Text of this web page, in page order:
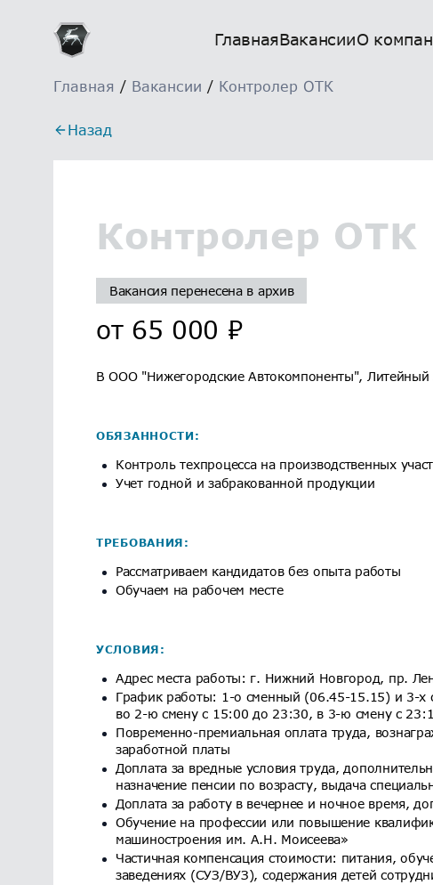
ГлавнаяВакансииО
Главная / Вакансии / Контролер ОТК
Назад
Контролер ОТК
Вакансия перенесена в архив
от 65 000 ₽
В ООО "Нижегородские Автокомпоненты", Литейный
ОБЯЗАННОСТИ:
Контроль техпроцесса на производственных
Учет годной и забракованной продукции
ТРЕБОВАНИЯ:
Рассматриваем кандидатов без опыта работы
Обучаем на рабочем месте
УСЛОВИЯ:
Адрес места работы: г. Нижний Новгород, пр.
График работы: 1-о сменный (06.45-15.15) и 3-х
во 2-ю смену с 15:00 до 23:30, в 3-ю смену с
Повременно-премиальная оплата труда,
заработной платы
Доплата за вредные условия труда,
назначение пенсии по возрасту, выдача
Доплата за работу в вечернее и ночное время,
Обучение на профессии или повышение
машиностроения им. А.Н. Моисеева»
Частичная компенсация стоимости: питания,
заведениях (СУЗ/ВУЗ), содержания детей